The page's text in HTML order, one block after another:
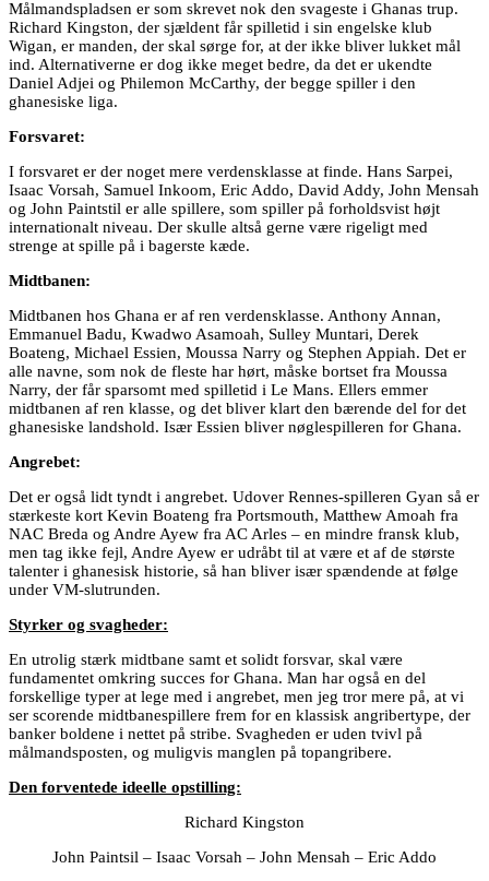
Målmandspladsen er som skrevet nok den svageste i Ghanas trup.
Richard Kingston, der sjældent får spilletid i sin engelske klub
Wigan, er manden, der skal sørge for, at der ikke bliver lukket mål
ind. Alternativerne er dog ikke meget bedre, da det er ukendte
Daniel Adjei og Philemon McCarthy, der begge spiller i den
ghanesiske liga.
Forsvaret:
I forsvaret er der noget mere verdensklasse at finde. Hans Sarpei,
Isaac Vorsah, Samuel Inkoom, Eric Addo, David Addy, John Mensah
og John Paintstil er alle spillere, som spiller på forholdsvist højt
internationalt niveau. Der skulle altså gerne være rigeligt med
strenge at spille på i bagerste kæde.
Midtbanen:
Midtbanen hos Ghana er af ren verdensklasse. Anthony Annan,
Emmanuel Badu, Kwadwo Asamoah, Sulley Muntari, Derek
Boateng, Michael Essien, Moussa Narry og Stephen Appiah. Det er
alle navne, som nok de fleste har hørt, måske bortset fra Moussa
Narry, der får sparsomt med spilletid i Le Mans. Ellers emmer
midtbanen af ren klasse, og det bliver klart den bærende del for det
ghanesiske landshold. Især Essien bliver nøglespilleren for Ghana.
Angrebet:
Det er også lidt tyndt i angrebet. Udover Rennes-spilleren Gyan så er
stærkeste kort Kevin Boateng fra Portsmouth, Matthew Amoah fra
NAC Breda og Andre Ayew fra AC Arles – en mindre fransk klub,
men tag ikke fejl, Andre Ayew er udråbt til at være et af de største
talenter i ghanesisk historie, så han bliver især spændende at følge
under VM-slutrunden.
Styrker og svagheder:
En utrolig stærk midtbane samt et solidt forsvar, skal være
fundamentet omkring succes for Ghana. Man har også en del
forskellige typer at lege med i angrebet, men jeg tror mere på, at vi
ser scorende midtbanespillere frem for en klassisk angribertype, der
banker boldene i nettet på stribe. Svagheden er uden tvivl på
målmandsposten, og muligvis manglen på topangribere.
Den forventede ideelle opstilling:
Richard Kingston
John Paintsil – Isaac Vorsah – John Mensah – Eric Addo